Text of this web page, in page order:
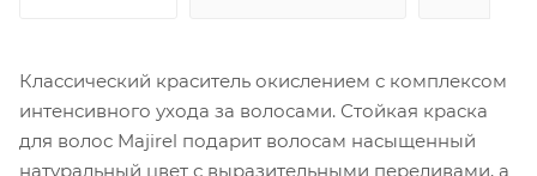
Классический краситель окислением с комплексом
интенсивного ухода за волосами. Стойкая краска
для волос Majirel подарит волосам насыщенный
натуральный цвет с выразительными переливами, а